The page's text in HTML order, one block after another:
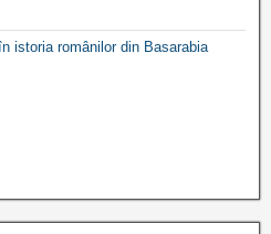
istoria românilor din Basarabia